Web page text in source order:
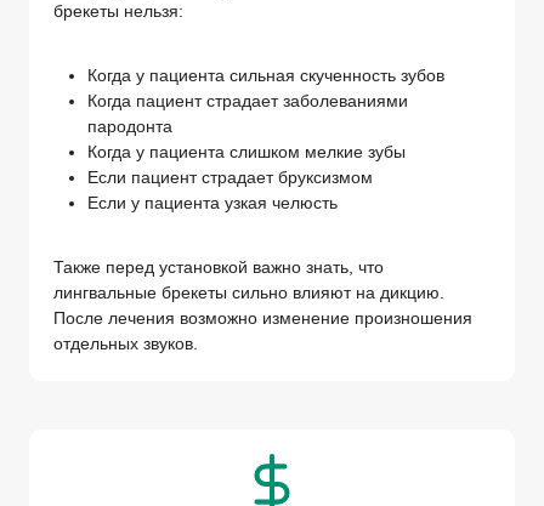
брекеты нельзя:
Когда у пациента сильная скученность зубов
Когда пациент страдает заболеваниями
пародонта
Когда у пациента слишком мелкие зубы
Если пациент страдает бруксизмом
Если у пациента узкая челюсть
Также перед установкой важно знать, что
лингвальные брекеты сильно влияют на дикцию.
После лечения возможно изменение произношения
отдельных звуков.